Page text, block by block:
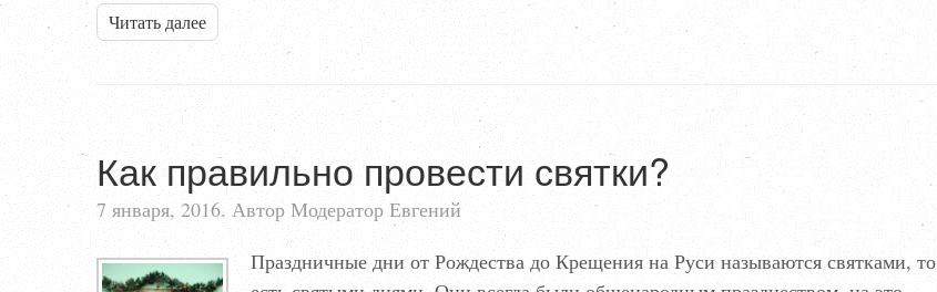
Читать далее
Как правильно провести святки?
7 января, 2016. Автор Модератор Евгений
Праздничные дни от Рождества до Крещения на Руси называются святками, то